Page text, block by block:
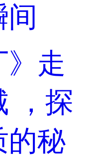
间
》走
，探
的秘